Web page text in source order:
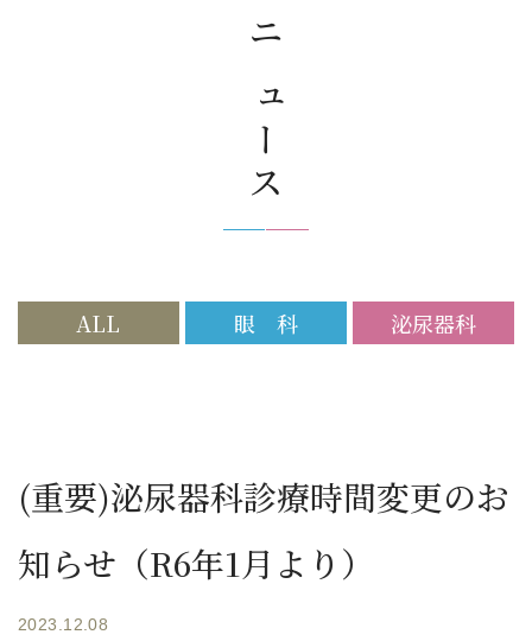
ニュース
ALL 眼 科 泌尿器科
(重要)泌尿器科診療時間変更のお
知らせ（R6年1月より）
2023.12.08